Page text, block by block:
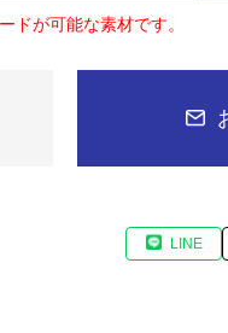
が可能な素材です。
LINE